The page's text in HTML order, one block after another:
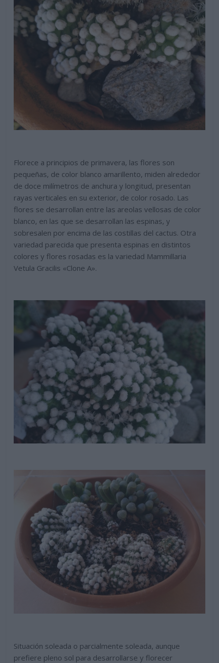
Florece a principios de primavera, las flores son
pequeñas, de color blanco amarillento, miden alrededor
de doce milímetros de anchura y longitud, presentan
rayas verticales en su exterior, de color rosado. Las
flores se desarrollan entre las areolas vellosas de color
blanco, en las que se desarrollan las espinas, y
sobresalen por encima de las costillas del cactus. Otra
variedad parecida que presenta espinas en distintos
colores y flores rosadas es la variedad Mammillaria
Vetula Gracilis «Clone A».
Situación soleada o parcialmente soleada, aunque
prefiere pleno sol para desarrollarse y florecer